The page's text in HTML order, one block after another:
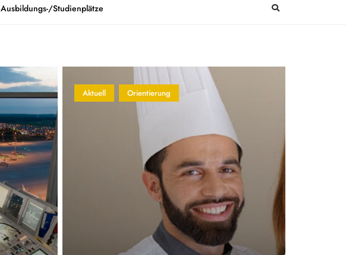
Ausbildungs-/Studienplätze
Aktuell Orientierung